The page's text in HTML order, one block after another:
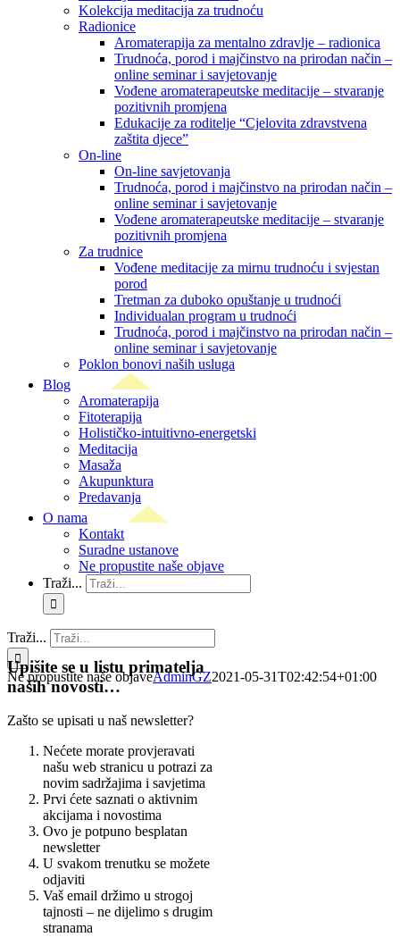
Kolekcija meditacija za trudnoću
Radionice
Aromaterapija za mentalno zdravlje – radionica
Trudnoća, porod i majčinstvo na prirodan način –
online seminar i savjetovanje
Vođene aromaterapeutske meditacije – stvaranje
pozitivnih promjena
Edukacije za roditelje “Cjelovita zdravstvena
zaštita djece”
On-line
On-line savjetovanja
Trudnoća, porod i majčinstvo na prirodan način –
online seminar i savjetovanje
Vođene aromaterapeutske meditacije – stvaranje
pozitivnih promjena
Za trudnice
Vođene meditacije za mirnu trudnoću i svjestan
porod
Tretman za duboko opuštanje u trudnoći
Individualan program u trudnoći
Trudnoća, porod i majčinstvo na prirodan način –
online seminar i savjetovanje
Poklon bonovi naših usluga
Blog
Aromaterapija
Fitoterapija
Holističko-intuitivno-energetski
Meditacija
Masaža
Akupunktura
Predavanja
O nama
Kontakt
Suradne ustanove
Ne propustite naše objave
Traži...
Traži...
Ne propustite naše objaveAdminGZ2021-05-31T02:42:54+01:00
Upišite se u listu primatelja
naših novosti…
Zašto se upisati u naš newsletter?
Nećete morate provjeravati
našu web stranicu u potrazi za
novim sadržajima i savjetima
Prvi ćete saznati o aktivnim
akcijama i novostima
Ovo je potpuno besplatan
newsletter
U svakom trenutku se možete
odjaviti
Vaš email držimo u strogoj
tajnosti – ne dijelimo s drugim
stranama